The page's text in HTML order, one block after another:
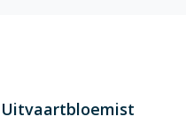
Uitvaartbloemist